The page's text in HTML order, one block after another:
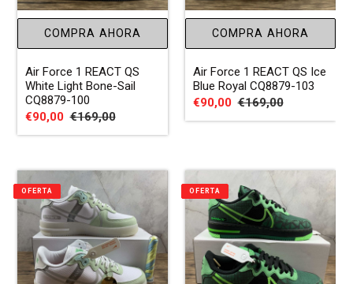
:
COMPRA AHORA
Air Force 1 REACT QS
White Light Bone-Sail
CQ8879-100
Precio
de
€90,00 Precio
habitual
€169,00
COMPRA AHORA
Air Force 1 REACT QS Ice
Blue Royal CQ8879-103
Precio
de
€90,00 Precio
habitual
€169,00
OFERTA OFERTA